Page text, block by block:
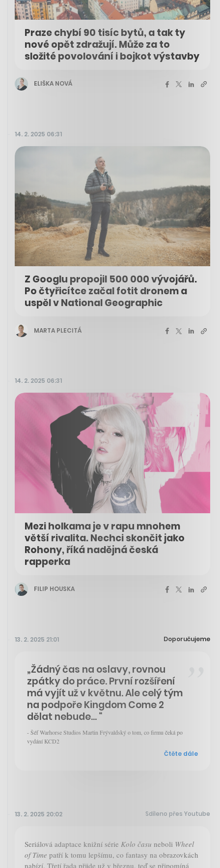
Praze chybí 90 tisíc bytů, a tak ty
nové opět zdražují. Může za to
složité povolování i bojkot výstavby
ELIŠKA NOVÁ
14. 2. 2025 06:31
Z Googlu propojil 500 000 vývojářů.
Po čtyřicítce začal fotit dronem a
uspěl v National Geographic
MARTA PLECITÁ
14. 2. 2025 06:31
Mezi holkama je v rapu mnohem
větší rivalita. Nechci skončit jako
Rohony, říká nadějná česká
rapperka
FILIP HOUSKA
13. 2. 2025 21:01 Doporučujeme
„Žádný čas na oslavy, rovnou
zpátky do práce. První rozšíření
má vyjít už v květnu. Ale celý tým
na podpoře Kingdom Come 2
dělat nebude... “
- Šéf Warhorse Studios Martin Frývaldský o tom, co firmu čeká po
vydání KCD2
Čtěte dále
13. 2. 2025 20:02 Sdíleno přes Youtube
Seriálová adaptace knižní série Kolo času neboli Wheel
of Time patří k tomu lepšímu, co fantasy na obrazovkách
nabízí. Třetí řada přijde už v březnu, teď se připomíná